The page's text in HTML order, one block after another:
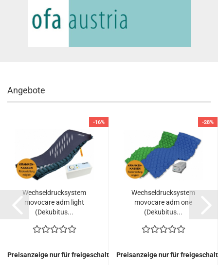
Angebote
-16%
Wechseldrucksystem
movocare adm light
(Dekubitus...
Preisanzeige nur für freigeschaltete Kunden
-28%
Wechseldrucksystem
movocare adm one
(Dekubitus...
Preisanzeige nur für